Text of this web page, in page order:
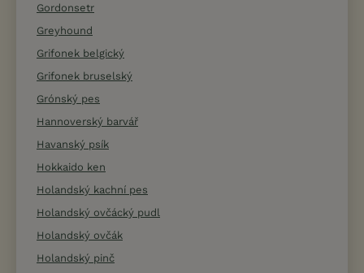
Gordonsetr
Greyhound
Grifonek belgický
Grifonek bruselský
Grónský pes
Hannoverský barvář
Havanský psík
Hokkaido ken
Holandský kachní pes
Holandský ovčácký pudl
Holandský ovčák
Holandský pinč